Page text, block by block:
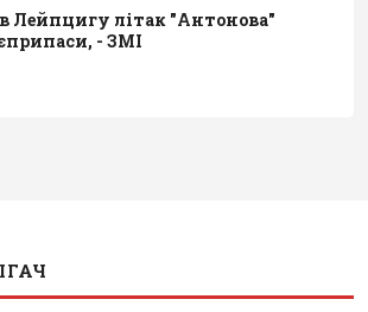
Лейпцигу літак "Антонова"
- ЗМІ